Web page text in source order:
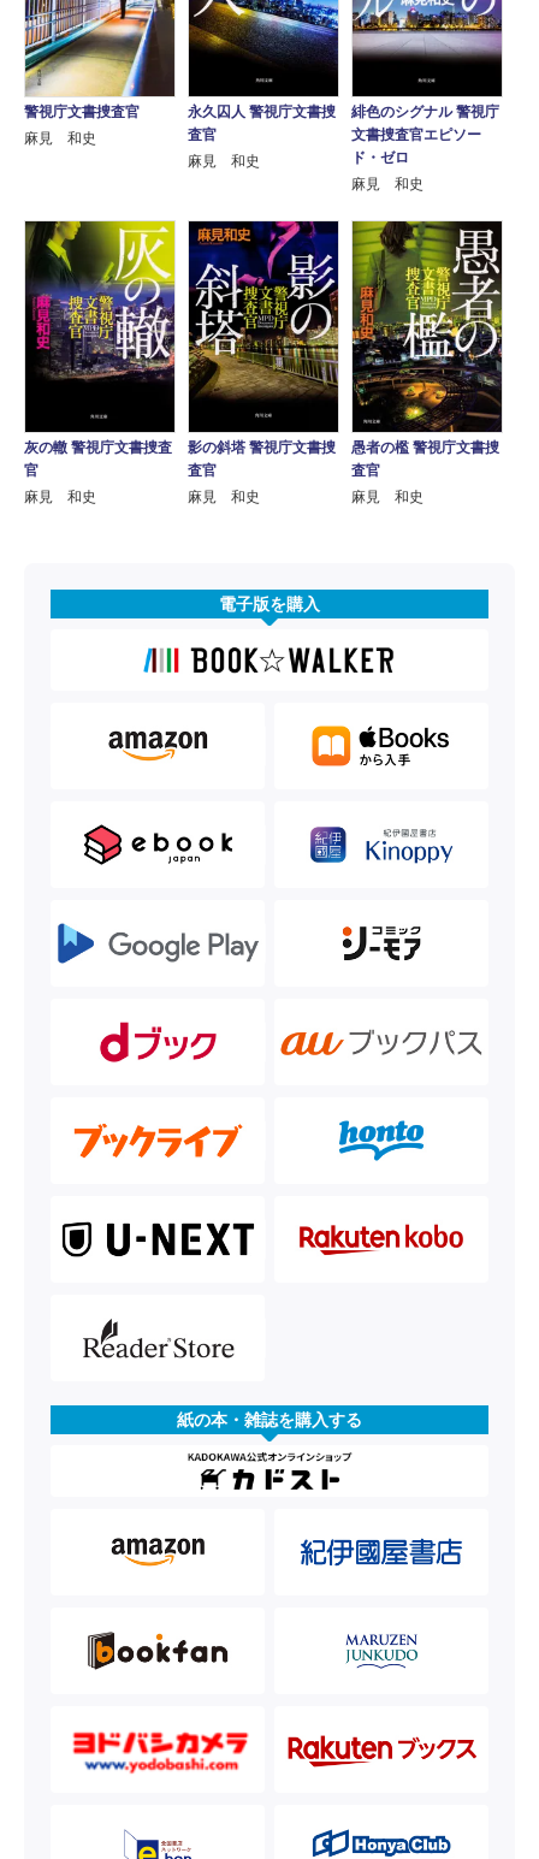
警視庁文書捜査官
麻見 和史
永久囚人 警視庁文書捜
査官
麻見 和史
緋色のシグナル 警視庁
文書捜査官エピソー
ド・ゼロ
麻見 和史
灰の轍 警視庁文書捜査
官
麻見 和史
影の斜塔 警視庁文書捜
査官
麻見 和史
愚者の檻 警視庁文書捜
査官
麻見 和史
電子版を購入
紙の本・雑誌を購入する